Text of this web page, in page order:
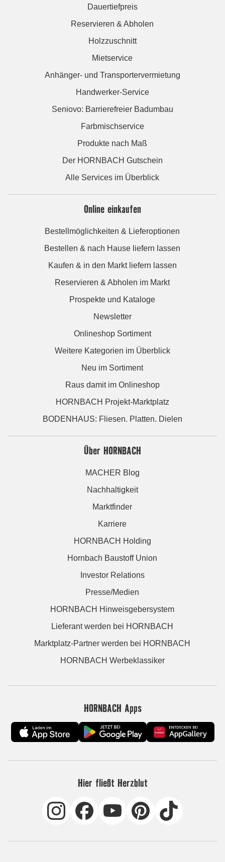
Dauertiefpreis
Reservieren & Abholen
Holzzuschnitt
Mietservice
Anhänger- und Transportervermietung
Handwerker-Service
Seniovo: Barrierefreier Badumbau
Farbmischservice
Produkte nach Maß
Der HORNBACH Gutschein
Alle Services im Überblick
Online einkaufen
Bestellmöglichkeiten & Lieferoptionen
Bestellen & nach Hause liefern lassen
Kaufen & in den Markt liefern lassen
Reservieren & Abholen im Markt
Prospekte und Kataloge
Newsletter
Onlineshop Sortiment
Weitere Kategorien im Überblick
Neu im Sortiment
Raus damit im Onlineshop
HORNBACH Projekt-Marktplatz
BODENHAUS: Fliesen. Platten. Dielen
Über HORNBACH
MACHER Blog
Nachhaltigkeit
Marktfinder
Karriere
HORNBACH Holding
Hornbach Baustoff Union
Investor Relations
Presse/Medien
HORNBACH Hinweisgebersystem
Lieferant werden bei HORNBACH
Marktplatz-Partner werden bei HORNBACH
HORNBACH Werbeklassiker
HORNBACH Apps
Hier fließt Herzblut